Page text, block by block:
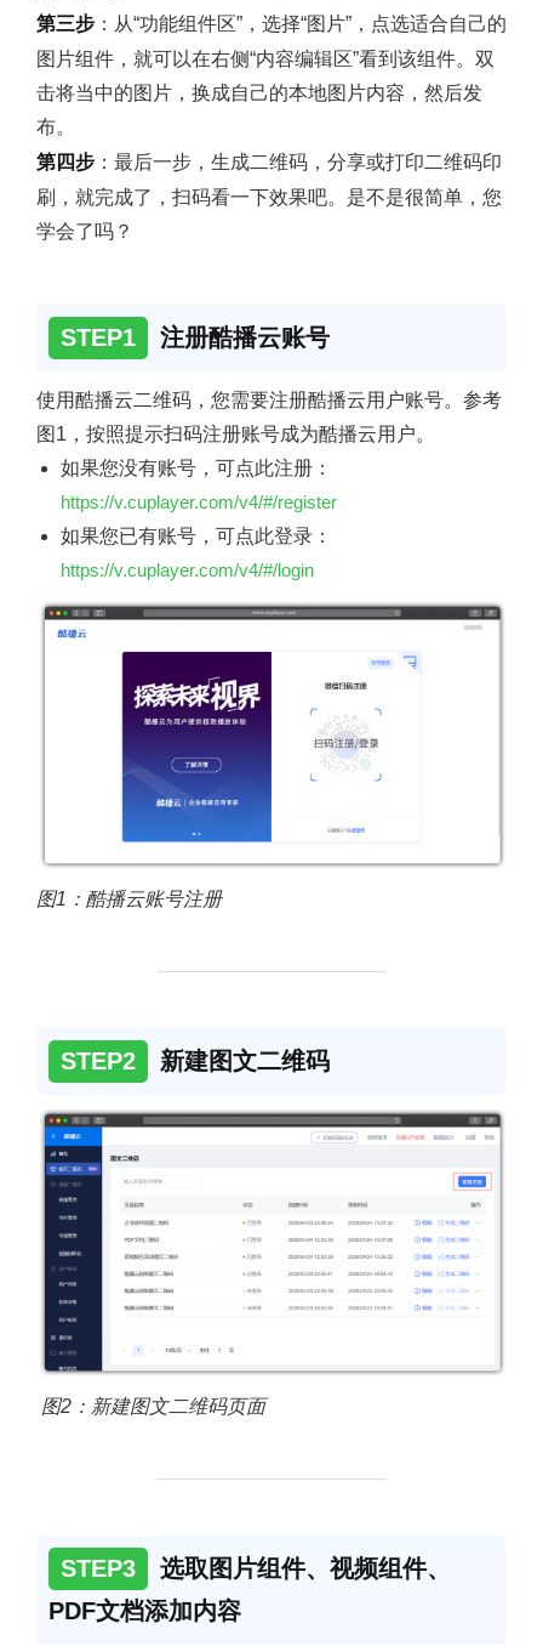
第三步 ：从“功能组件区”，选择“图片”，点选适合自己的
图片组件，就可以在右侧“内容编辑区”看到该组件。双
击将当中的图片，换成自己的本地图片内容，然后发
布。
第四步 ：最后一步，生成二维码，分享或打印二维码印
刷，就完成了，扫码看一下效果吧。是不是很简单，您
学会了吗？
STEP1 注册酷播云账号
使用酷播云二维码，您需要注册酷播云用户账号。参考
图1，按照提示扫码注册账号成为酷播云用户。
如果您没有账号，可点此注册：
https://v.cuplayer.com/v4/#/register
如果您已有账号，可点此登录：
https://v.cuplayer.com/v4/#/login
图1：酷播云账号注册
STEP2 新建图文二维码
图2：新建图文二维码页面
STEP3
选取图片组件、视频组件、
PDF文档添加内容